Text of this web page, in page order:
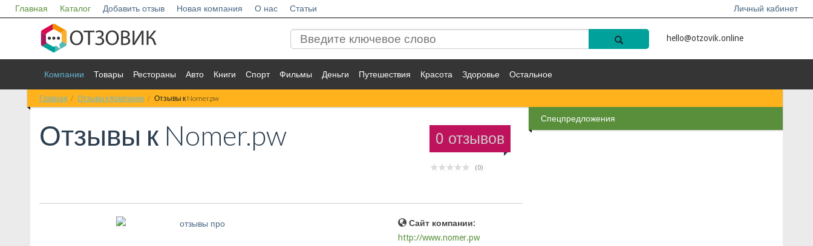
Главная Каталог Добавить отзыв Новая компания О нас Статьи Личный кабинет
hello@otzovik.online
Компании Товары Рестораны Авто Книги Спорт Фильмы Деньги Путешествия Красота Здоровье Остальное
Главная Отзывы к Компании Отзывы к Nomer.pw
0 отзывов
(0)
Отзывы к Nomer.pw
Сайт компании:
http://www.nomer.pw
Спецпредложения